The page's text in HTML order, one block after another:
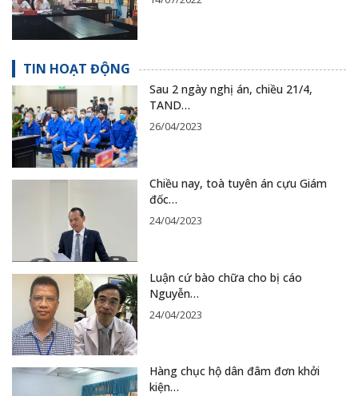
TIN HOẠT ĐỘNG
Sau 2 ngày nghị án, chiều 21/4,
TAND…
26/04/2023
Chiều nay, toà tuyên án cựu Giám
đốc…
24/04/2023
Luận cứ bào chữa cho bị cáo
Nguyễn…
24/04/2023
Hàng chục hộ dân đâm đơn khởi
kiện…